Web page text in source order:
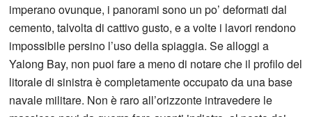
imperano ovunque, i panorami sono un po’ deformati dal
cemento, talvolta di cattivo gusto, e a volte i lavori rendono
impossibile persino l’uso della spiaggia. Se alloggi a
Yalong Bay, non puoi fare a meno di notare che il profilo del
litorale di sinistra è completamente occupato da una base
navale militare. Non è raro all’orizzonte intravedere le